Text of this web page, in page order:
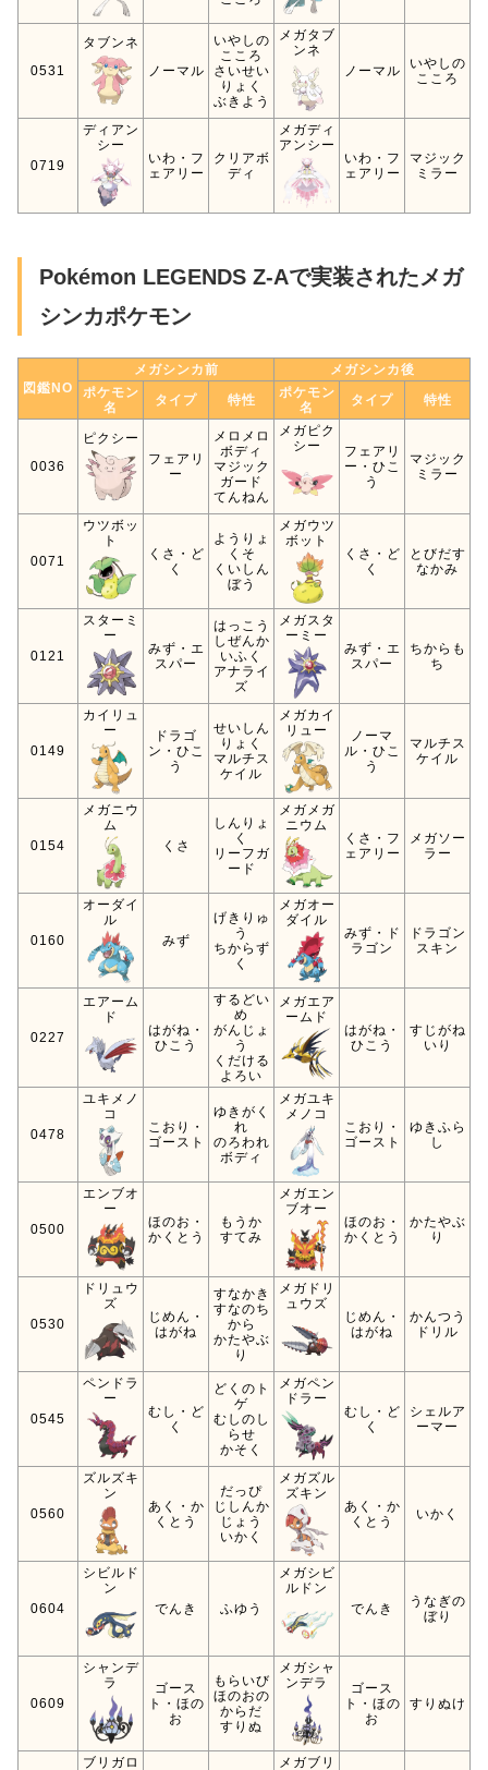
0531
タブンネ
ノーマル
いやしの
こころ
さいせい
りょく
ぶきよう
メガタブ
ンネ
ノーマル
いやしの
こころ
0719
ディアン
シー
いわ・フ
ェアリー
クリアボ
ディ
メガディ
アンシー
いわ・フ
ェアリー
マジック
ミラー
Pokémon LEGENDS Z-Aで実装されたメガ
シンカポケモン
図鑑NO
メガシンカ前
メガシンカ後
ポケモン
名
タイプ 特性
ポケモン
名
タイプ 特性
0036
ピクシー
フェアリ
ー
メロメロ
ボディ
マジック
ガード
てんねん
メガピク
シー
フェアリ
ー・ひこ
う
マジック
ミラー
0071
ウツボッ
ト
くさ・ど
く
ようりょ
くそ
くいしん
ぼう
メガウツ
ボット
くさ・ど
く
とびだす
なかみ
0121
スターミ
ー
みず・エ
スパー
はっこう
しぜんか
いふく
アナライ
ズ
メガスタ
ーミー
みず・エ
スパー
ちからも
ち
0149
カイリュ
ー
ドラゴ
ン・ひこ
う
せいしん
りょく
マルチス
ケイル
メガカイ
リュー
ノーマ
ル・ひこ
う
マルチス
ケイル
0154
メガニウ
ム
くさ
しんりょ
く
リーフガ
ード
メガメガ
ニウム
くさ・フ
ェアリー
メガソー
ラー
0160
オーダイ
ル
みず
げきりゅ
う
ちからず
く
メガオー
ダイル
みず・ド
ラゴン
ドラゴン
スキン
0227
エアーム
ド
はがね・
ひこう
するどい
め
がんじょ
う
くだける
よろい
メガエア
ームド
はがね・
ひこう
すじがね
いり
0478
ユキメノ
コ
こおり・
ゴースト
ゆきがく
れ
のろわれ
ボディ
メガユキ
メノコ
こおり・
ゴースト
ゆきふら
し
0500
エンブオ
ー
ほのお・
かくとう
もうか
すてみ
メガエン
ブオー
ほのお・
かくとう
かたやぶ
り
0530
ドリュウ
ズ
じめん・
はがね
すなかき
すなのち
から
かたやぶ
り
メガドリ
ュウズ
じめん・
はがね
かんつう
ドリル
0545
ペンドラ
ー
むし・ど
く
どくのト
ゲ
むしのし
らせ
かそく
メガペン
ドラー
むし・ど
く
シェルア
ーマー
0560
ズルズキ
ン
あく・か
くとう
だっぴ
じしんか
じょう
いかく
メガズル
ズキン
あく・か
くとう
いかく
0604
シビルド
ン
でんき
ふゆう
メガシビ
ルドン
でんき
うなぎの
ぼり
0609
シャンデ
ラ
ゴース
ト・ほの
お
もらいび
ほのおの
からだ
すりぬ
メガシャ
ンデラ
ゴース
ト・ほの
お
すりぬけ
ブリガロ
メガブリ